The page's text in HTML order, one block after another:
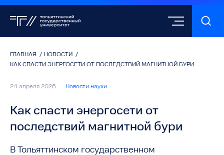
ГЛАВНАЯ / НОВОСТИ /
КАК СПАСТИ ЭНЕРГОСЕТИ ОТ ПОСЛЕДСТВИЙ МАГНИТНОЙ БУРИ
24 апреля 2026 Новости науки
Как спасти энергосети от
последствий магнитной бури
В Тольяттинском государственном